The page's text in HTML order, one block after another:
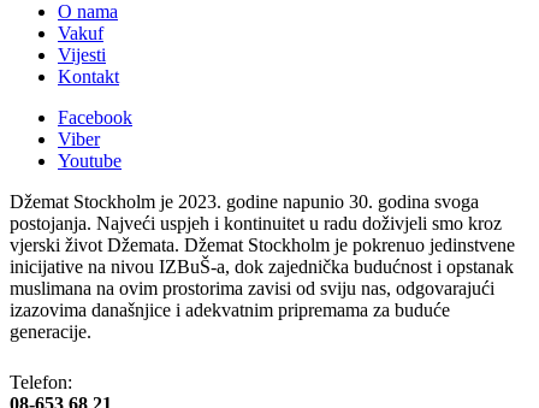
O nama
Vakuf
Vijesti
Kontakt
Facebook
Viber
Youtube
Džemat Stockholm je 2023. godine napunio 30. godina svoga
postojanja. Najveći uspjeh i kontinuitet u radu doživjeli smo kroz
vjerski život Džemata. Džemat Stockholm je pokrenuo jedinstvene
inicijative na nivou IZBuŠ-a, dok zajednička budućnost i opstanak
muslimana na ovim prostorima zavisi od sviju nas, odgovarajući
izazovima današnjice i adekvatnim pripremama za buduće
generacije.
Telefon:
08-653 68 21